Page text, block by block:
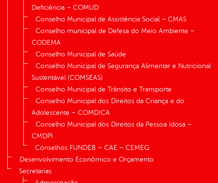
Deficiência – COMUD
Conselho Municipal de Assistência Social – CMAS
Conselho municipal de Defesa do Meio Ambiente –
CODEMA
Conselho Municipal de Saúde
Conselho Municipal de Segurança Alimentar e Nutricional
Sustentável (COMSEAS)
Conselho Municipal de Trânsito e Transporte
Conselho Municipal dos Direitos da Criança e do
Adolescente – COMDICA
Conselho Municipal dos Direitos da Pessoa Idosa –
CMDPI
Conselhos FUNDEB – CAE – CEMEG
Desenvolvimento Econômico e Orçamento
Secretarias